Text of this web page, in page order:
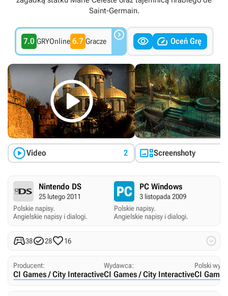
Saint-Germain.
7.0 GRYOnline 6.7 Gracze    Oceń Grę

Video 2 Screenshoty
Nintendo DS
25 lutego 2011
Polskie napisy.
Angielskie napisy i dialogi.
PC Windows
3 listopada 2009
Polskie napisy.
Angielskie napisy i dialogi.
382816 
Producent:
CI Games / City Interactive
Wydawca:
CI Games / City Interactive
Polski
CI